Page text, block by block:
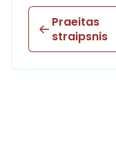
Praeitas
straipsnis